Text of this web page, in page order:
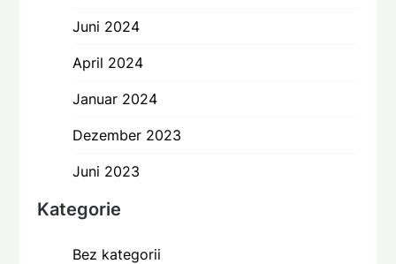
Juni 2024
April 2024
Januar 2024
Dezember 2023
Juni 2023
Kategorie
Bez kategorii